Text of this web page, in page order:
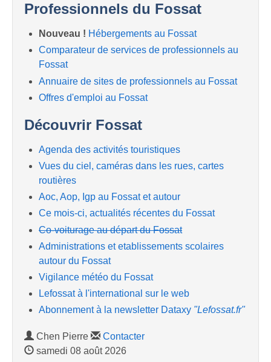
Professionnels du Fossat
Nouveau ! Hébergements au Fossat
Comparateur de services de professionnels au
Fossat
Annuaire de sites de professionnels au Fossat
Offres d'emploi au Fossat
Découvrir Fossat
Agenda des activités touristiques
Vues du ciel, caméras dans les rues, cartes
routières
Aoc, Aop, Igp au Fossat et autour
Ce mois-ci, actualités récentes du Fossat
Co-voiturage au départ du Fossat
Administrations et etablissements scolaires
autour du Fossat
Vigilance météo du Fossat
Lefossat à l'international sur le web
Abonnement à la newsletter Dataxy "Lefossat.fr"
Chen Pierre
Contacter
samedi 08 août 2026